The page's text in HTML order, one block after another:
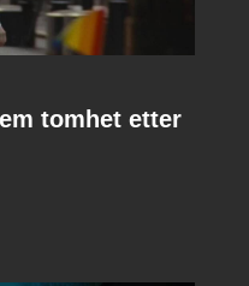
tomhet etter